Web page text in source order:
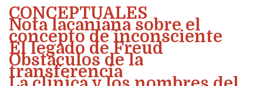
CONCEPTUALES
Nota lacaniana sobre el
concepto de inconsciente
El legado de Freud
Obstáculos de la
transferencia